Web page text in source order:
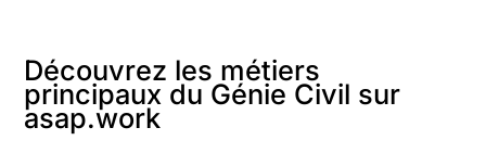
Découvrez les métiers
principaux du Génie Civil sur
asap.work